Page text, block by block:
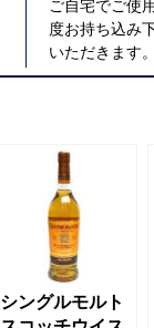
ご自宅でご使
度お持ち込み
いただきます
シングルモルト